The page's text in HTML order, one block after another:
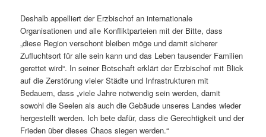
Deshalb appelliert der Erzbischof an internationale
Organisationen und alle Konfliktparteien mit der Bitte, dass
„diese Region verschont bleiben möge und damit sicherer
Zufluchtsort für alle sein kann und das Leben tausender Familien
gerettet wird“. In seiner Botschaft erklärt der Erzbischof mit Blick
auf die Zerstörung vieler Städte und Infrastrukturen mit
Bedauern, dass „viele Jahre notwendig sein werden, damit
sowohl die Seelen als auch die Gebäude unseres Landes wieder
hergestellt werden. Ich bete dafür, dass die Gerechtigkeit und der
Frieden über dieses Chaos siegen werden.“